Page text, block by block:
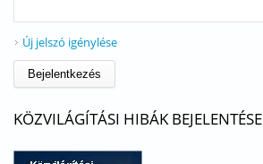
Új jelszó igénylése
KÖZVILÁGÍTÁSI HIBÁK BEJELENTÉSE